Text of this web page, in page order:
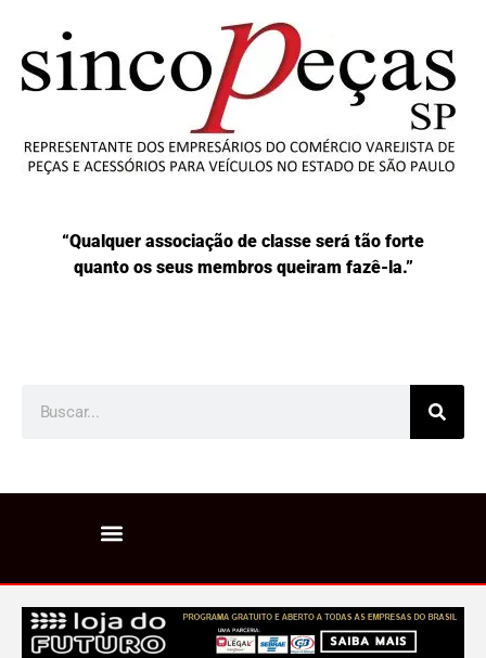
“Qualquer associação de classe será tão forte
quanto os seus membros queiram fazê-la.”